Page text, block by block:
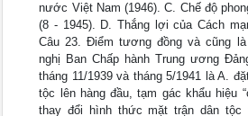
nước Việt Nam (1946). C. Chế độ
(8 - 1945). D. Thắng lợi của Cách
Câu 23. Điểm tương đồng và cũng
nghị Ban Chấp hành Trung ương
tháng 11/1939 và tháng 5/1941 là A.
tộc lên hàng đầu, tạm gác khẩu hiệu
thay đổi hình thức mặt trận dân tộc